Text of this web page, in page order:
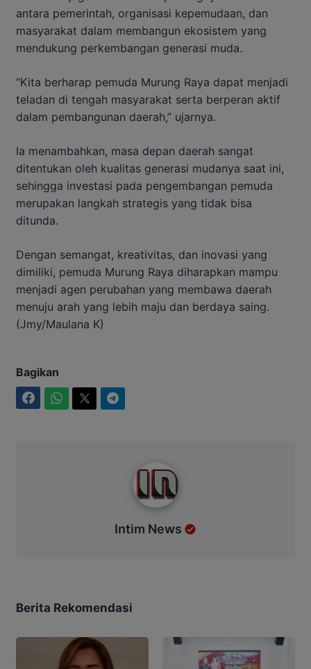
antara pemerintah, organisasi kepemudaan, dan
masyarakat dalam membangun ekosistem yang
mendukung perkembangan generasi muda.
“Kita berharap pemuda Murung Raya dapat menjadi
teladan di tengah masyarakat serta berperan aktif
dalam pembangunan daerah,” ujarnya.
Ia menambahkan, masa depan daerah sangat
ditentukan oleh kualitas generasi mudanya saat ini,
sehingga investasi pada pengembangan pemuda
merupakan langkah strategis yang tidak bisa
ditunda.
Dengan semangat, kreativitas, dan inovasi yang
dimiliki, pemuda Murung Raya diharapkan mampu
menjadi agen perubahan yang membawa daerah
menuju arah yang lebih maju dan berdaya saing.
(Jmy/Maulana K)
Bagikan
Intim News
Berita Rekomendasi